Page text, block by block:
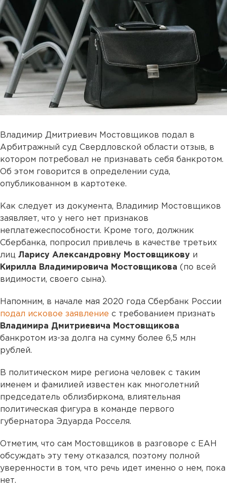
Владимир Дмитриевич Мостовщиков подал в
Арбитражный суд Свердловской области отзыв, в
котором потребовал не признавать себя банкротом.
Об этом говорится в определении суда,
опубликованном в картотеке.
Как следует из документа, Владимир Мостовщиков
заявляет, что у него нет признаков
неплатежеспособности. Кроме того, должник
Сбербанка, попросил привлечь в качестве третьих
лиц Ларису Александровну Мостовщикову и
Кирилла Владимировича Мостовщикова (по всей
видимости, своего сына).
Напомним, в начале мая 2020 года Сбербанк России
подал исковое заявление с требованием признать
Владимира Дмитриевича Мостовщикова
банкротом из-за долга на сумму более 6,5 млн
рублей.
В политическом мире региона человек с таким
именем и фамилией известен как многолетний
председатель облизбиркома, влиятельная
политическая фигура в команде первого
губернатора Эдуарда Росселя.
Отметим, что сам Мостовщиков в разговоре с ЕАН
обсуждать эту тему отказался, поэтому полной
уверенности в том, что речь идет именно о нем, пока
нет.